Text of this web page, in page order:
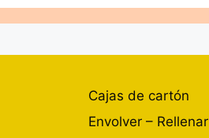
Cajas de cartón
Envolver – Rellenar